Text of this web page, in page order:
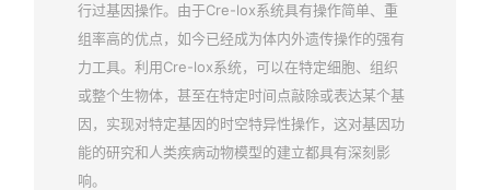
行过基因操作。由于Cre-lox系统具有操作简单、重
组率高的优点，如今已经成为体内外遗传操作的强有
力工具。利用Cre-lox系统，可以在特定细胞、组织
或整个生物体，甚至在特定时间点敲除或表达某个基
因，实现对特定基因的时空特异性操作，这对基因功
能的研究和人类疾病动物模型的建立都具有深刻影
响。